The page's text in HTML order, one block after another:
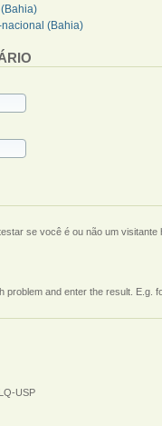
(Bahia)
se você é ou não um
problem and enter the result. E.g.
USP